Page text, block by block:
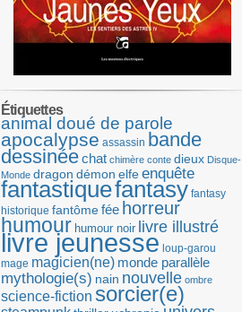
Étiquettes
animal doué de parole
apocalypse assassin bande
dessinéechat chimère conte dieux Disque-
Monde dragon démon elfeenquête
fantastiquefantasy fantasy
historique fantômefée horreur
humour humour noir livre illustré
livre jeunesse loup-garou
mage magicien(ne) monde parallèle
mythologie(s) nain nouvelle ombre
science-fiction sorcier(e)